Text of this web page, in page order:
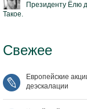
Президенту Ёлю
Такое.
Свежее
Европейские
деэскалации